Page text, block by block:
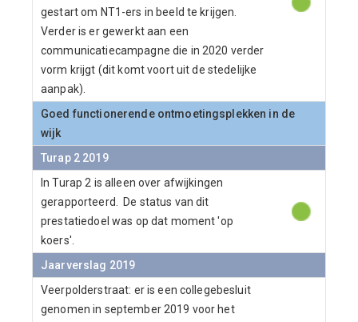
gestart om NT1-ers in beeld te krijgen.
Verder is er gewerkt aan een
communicatiecampagne die in 2020 verder
vorm krijgt (dit komt voort uit de stedelijke
aanpak).
Goed functionerende ontmoetingsplekken in de
wijk
Turap 2 2019
In Turap 2 is alleen over afwijkingen
gerapporteerd. De status van dit
prestatiedoel was op dat moment 'op
koers'.
Jaarverslag 2019
Veerpolderstraat: er is een collegebesluit
genomen in september 2019 voor het